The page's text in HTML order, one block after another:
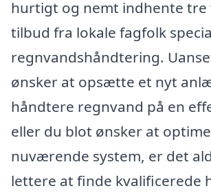
hurtigt og nemt indhente tre
tilbud fra lokale fagfolk
regnvandshåndtering.
ønsker at opsætte et nyt
håndtere regnvand på en
eller du blot ønsker at
nuværende system, er det
lettere at finde kvalificerede